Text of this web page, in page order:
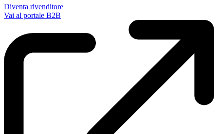
Diventa rivenditore
Vai al portale B2B